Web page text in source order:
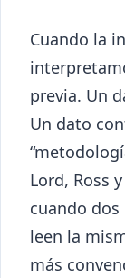
Cuando la
previa. Un
Un dato
Lord, Ross
cuando
leen la
más